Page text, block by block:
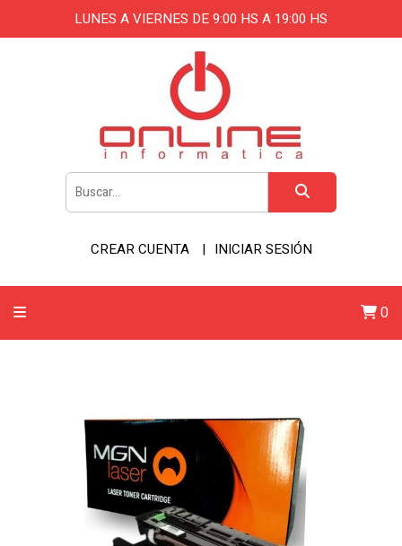
LUNES A VIERNES DE 9:00 HS A 19:00 HS
CREAR CUENTA INICIAR SESIÓN
0